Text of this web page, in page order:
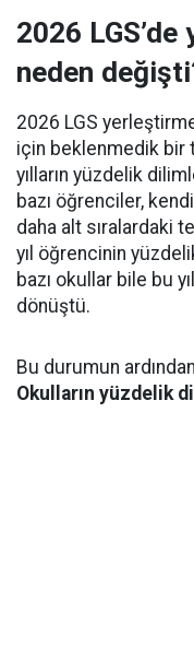
2026
neden
2026 LGS
için beklenmedik bir
yılların yüzdelik
bazı öğrenciler,
daha alt sıralardaki
yıl öğrencinin
bazı okullar bile bu
dönüştü.
Bu durumun
Okulların yüzdelik